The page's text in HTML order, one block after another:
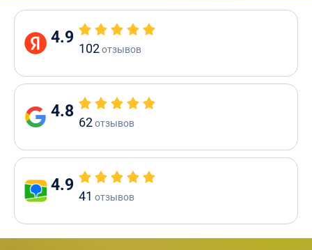
4.9
102отзывов
4.8
62отзывов
4.9
41 отзывов